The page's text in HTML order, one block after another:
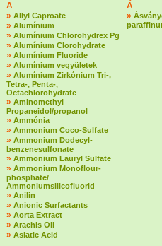
A
» Allyl Caproate
» Alumínium
» Alumínium Chlorohydrex Pg
» Alumínium Clorohydrate
» Alumínium Fluoride
» Alumínium vegyületek
» Alumínium Zirkónium Tri-,
Tetra-, Penta-,
Octachlorohydrate
» Aminomethyl
Propaneidol/propanol
» Ammónia
» Ammonium Coco-Sulfate
» Ammonium Dodecyl-
benzenesulfonate
» Ammonium Lauryl Sulfate
» Ammonium Monoflour-
phosphate/
Ammoniumsilicofluorid
» Anilin
» Anionic Surfactants
» Aorta Extract
» Arachis Oil
» Asiatic Acid
Á
»